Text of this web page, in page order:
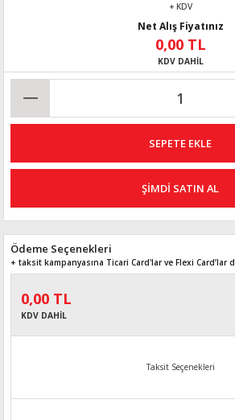
+ KDV
Net Alış Fiyatınız
0,00 TL
KDV DAHİL
SEPETE EKLE
ŞİMDİ SATIN AL
Ödeme Seçenekleri
+ taksit kampanyasına Ticari Card'lar ve Flexi Card’lar
0,00 TL
KDV DAHİL
Taksit Seçenekleri